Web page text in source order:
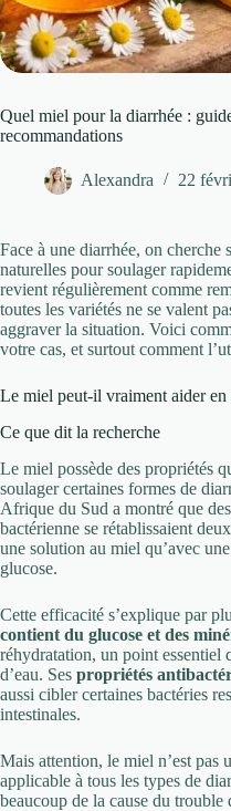
Quel miel pour la diarrhée :
recommandations
Alexandra 22
Face à une diarrhée, on cherche
naturelles pour soulager
revient régulièrement comme
toutes les variétés ne se valent
aggraver la situation. Voici
votre cas, et surtout comment
Le miel peut-il vraiment aider en
Ce que dit la recherche
Le miel possède des propriétés
soulager certaines formes de
Afrique du Sud a montré que
bactérienne se rétablissaient
une solution au miel qu’avec
glucose.
Cette efficacité s’explique par
contient du glucose et des
réhydratation, un point essentiel
d’eau. Ses propriétés
aussi cibler certaines bactéries
intestinales.
Mais attention, le miel n’est pas
applicable à tous les types de
beaucoup de la cause du trouble